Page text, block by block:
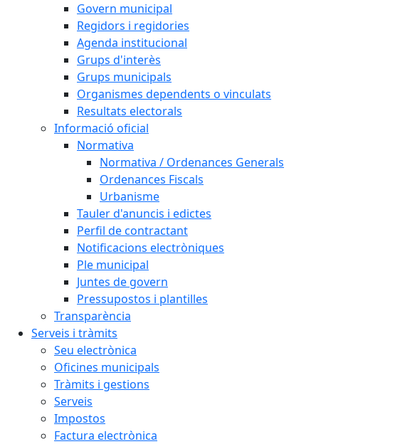
Govern municipal
Regidors i regidories
Agenda institucional
Grups d'interès
Grups municipals
Organismes dependents o vinculats
Resultats electorals
Informació oficial
Normativa
Normativa / Ordenances Generals
Ordenances Fiscals
Urbanisme
Tauler d'anuncis i edictes
Perfil de contractant
Notificacions electròniques
Ple municipal
Juntes de govern
Pressupostos i plantilles
Transparència
Serveis i tràmits
Seu electrònica
Oficines municipals
Tràmits i gestions
Serveis
Impostos
Factura electrònica